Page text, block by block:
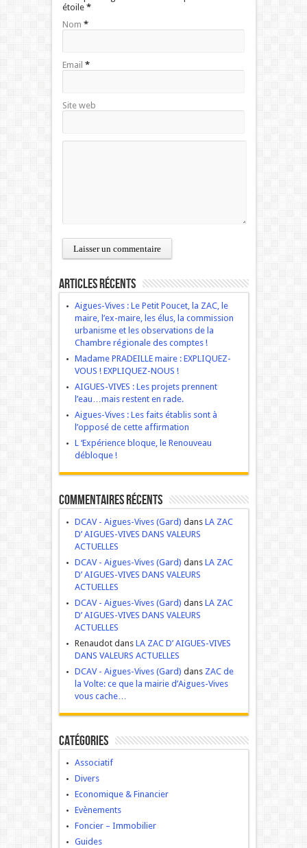
étoile *
Nom *
Email *
Site web
Articles récents
Aigues-Vives : Le Petit Poucet, la ZAC, le
maire, l’ex-maire, les élus, la commission
urbanisme et les observations de la
Chambre régionale des comptes !
Madame PRADEILLE maire : EXPLIQUEZ-
VOUS ! EXPLIQUEZ-NOUS !
AIGUES-VIVES : Les projets prennent
l’eau…mais restent en rade.
Aigues-Vives : Les faits établis sont à
l’opposé de cette affirmation
L ‘Expérience bloque, le Renouveau
débloque !
Commentaires récents
DCAV - Aigues-Vives (Gard) dans LA ZAC
D’ AIGUES-VIVES DANS VALEURS
ACTUELLES
DCAV - Aigues-Vives (Gard) dans LA ZAC
D’ AIGUES-VIVES DANS VALEURS
ACTUELLES
DCAV - Aigues-Vives (Gard) dans LA ZAC
D’ AIGUES-VIVES DANS VALEURS
ACTUELLES
Renaudot dans LA ZAC D’ AIGUES-VIVES
DANS VALEURS ACTUELLES
DCAV - Aigues-Vives (Gard) dans ZAC de
la Volte: ce que la mairie d’Aigues-Vives
vous cache…
Catégories
Associatif
Divers
Economique & Financier
Evènements
Foncier – Immobilier
Guides